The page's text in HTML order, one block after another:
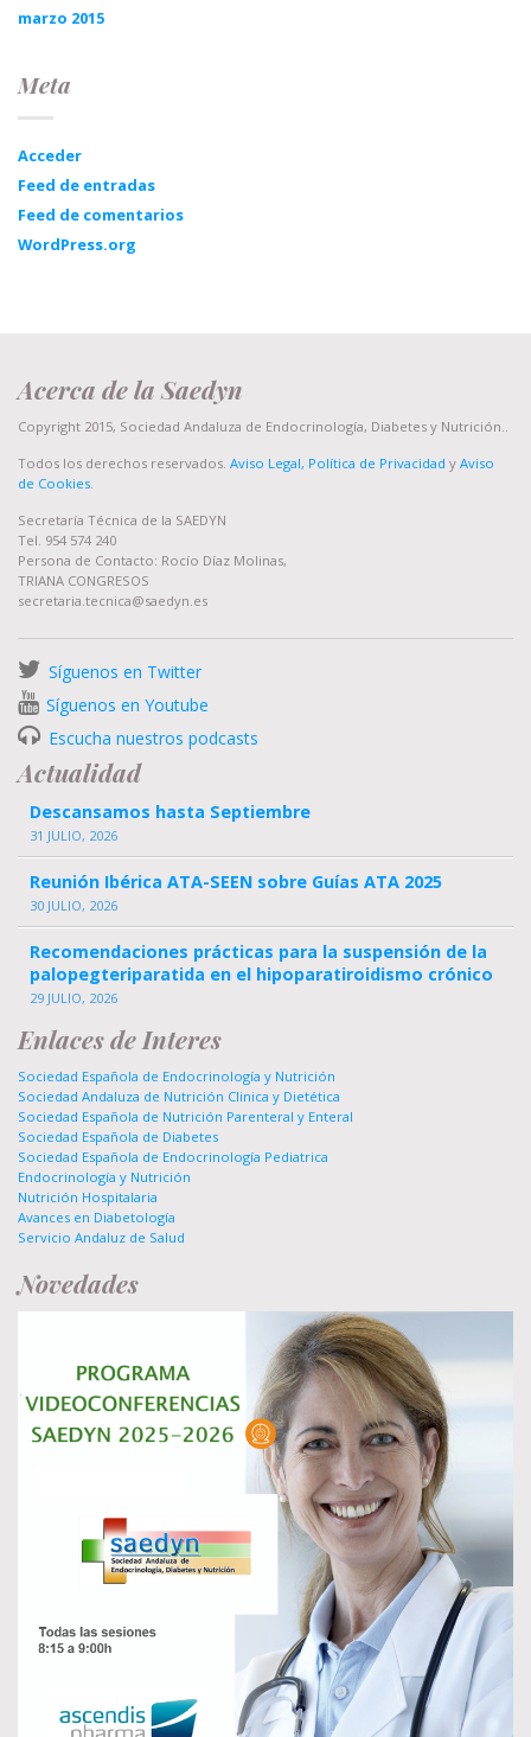
marzo 2015
Meta
Acceder
Feed de entradas
Feed de comentarios
WordPress.org
Acerca de la Saedyn
Copyright 2015, Sociedad Andaluza de Endocrinología, Diabetes y Nutrición..
Todos los derechos reservados. Aviso Legal, Política de Privacidad y Aviso
de Cookies.
Secretaría Técnica de la SAEDYN
Tel. 954 574 240
Persona de Contacto: Rocío Díaz Molinas,
TRIANA CONGRESOS
secretaria.tecnica@saedyn.es
Síguenos en Twitter
Síguenos en Youtube
Escucha nuestros podcasts
Actualidad
Descansamos hasta Septiembre
31 JULIO, 2026
Reunión Ibérica ATA-SEEN sobre Guías ATA 2025
30 JULIO, 2026
Recomendaciones prácticas para la suspensión de la
palopegteriparatida en el hipoparatiroidismo crónico
29 JULIO, 2026
Enlaces de Interes
Sociedad Española de Endocrinología y Nutrición
Sociedad Andaluza de Nutrición Clinica y Dietética
Sociedad Española de Nutrición Parenteral y Enteral
Sociedad Española de Diabetes
Sociedad Española de Endocrinología Pediatrica
Endocrinología y Nutrición
Nutrición Hospitalaria
Avances en Diabetología
Servicio Andaluz de Salud
Novedades